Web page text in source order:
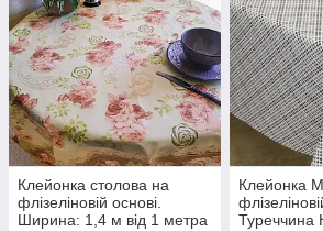
Клейонка столова на
флізеліновій основі.
Ширина: 1,4 м від 1 метра
Клейонка
Туреччина